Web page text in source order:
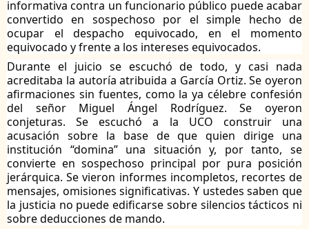
informativa contra un funcionario público puede acabar
convertido en sospechoso por el simple hecho de
ocupar el despacho equivocado, en el momento
equivocado y frente a los intereses equivocados.
Durante el juicio se escuchó de todo, y casi nada
acreditaba la autoría atribuida a García Ortiz. Se oyeron
afirmaciones sin fuentes, como la ya célebre confesión
del señor Miguel Ángel Rodríguez. Se oyeron
conjeturas. Se escuchó a la UCO construir una
acusación sobre la base de que quien dirige una
institución “domina” una situación y, por tanto, se
convierte en sospechoso principal por pura posición
jerárquica. Se vieron informes incompletos, recortes de
mensajes, omisiones significativas. Y ustedes saben que
la justicia no puede edificarse sobre silencios tácticos ni
sobre deducciones de mando.